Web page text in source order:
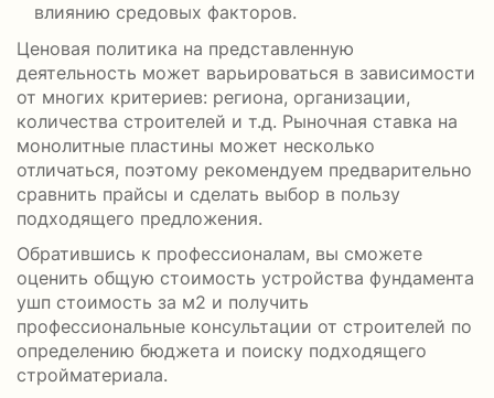
влиянию средовых факторов.
Ценовая политика на представленную
деятельность может варьироваться в зависимости
от многих критериев: региона, организации,
количества строителей и т.д. Рыночная ставка на
монолитные пластины может несколько
отличаться, поэтому рекомендуем предварительно
сравнить прайсы и сделать выбор в пользу
подходящего предложения.
Обратившись к профессионалам, вы сможете
оценить общую стоимость устройства фундамента
ушп стоимость за м2 и получить
профессиональные консультации от строителей по
определению бюджета и поиску подходящего
стройматериала.